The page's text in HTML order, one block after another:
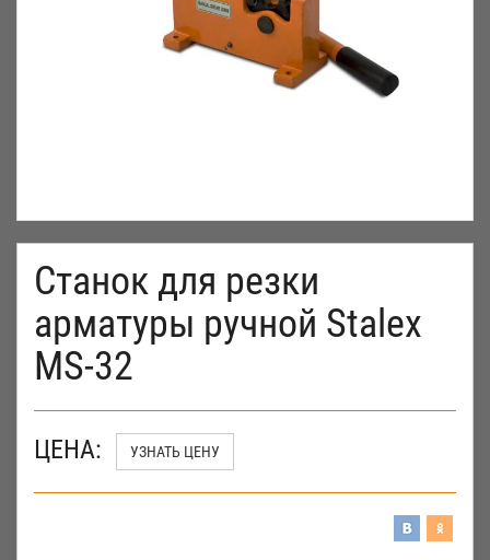
Станок для резки
арматуры ручной Stalex
MS-32
ЦЕНА: УЗНАТЬ ЦЕНУ